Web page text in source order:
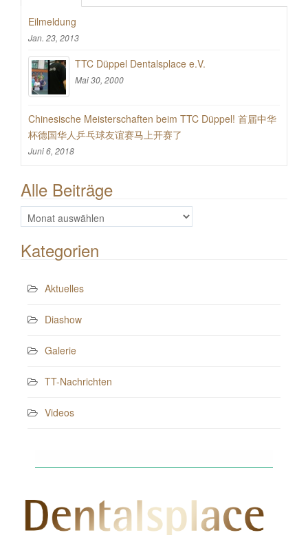
Eilmeldung
Jan. 23, 2013
TTC Düppel Dentalsplace e.V.
Mai 30, 2000
Chinesische Meisterschaften beim TTC Düppel! 首届中华
杯德国华人乒乓球友谊赛马上开赛了
Juni 6, 2018
Alle Beiträge
Alle
Beiträge
Kategorien
Aktuelles
Diashow
Galerie
TT-Nachrichten
Videos